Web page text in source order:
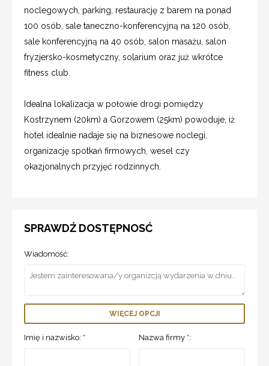
noclegowych, parking, restaurację z barem na ponad
100 osób, sale taneczno-konferencyjną na 120 osób,
sale konferencyjną na 40 osób, salon masażu, salon
fryzjersko-kosmetyczny, solarium oraz już wkrótce
fitness club.
Idealna lokalizacja w połowie drogi pomiędzy
Kostrzynem (20km) a Gorzowem (25km) powoduje, iż
hotel idealnie nadaje się na biznesowe noclegi,
organizację spotkań firmowych, wesel czy
okazjonalnych przyjęć rodzinnych.
SPRAWDŹ DOSTĘPNOSĆ
Wiadomość:
WIĘCEJ OPCJI
Imię i nazwisko: * Nazwa firmy *: